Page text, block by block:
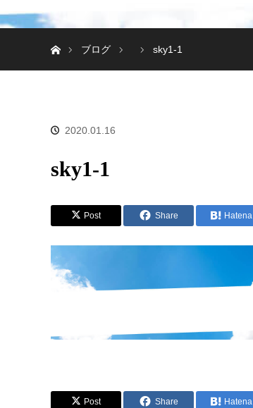
ブログ
sky1-1
2020.01.16
sky1-1
Post Share Hatena
Post Share Hatena